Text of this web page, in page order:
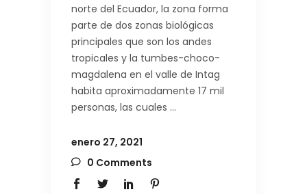
norte del Ecuador, la zona forma
parte de dos zonas biológicas
principales que son los andes
tropicales y la tumbes-choco-
magdalena en el valle de Intag
habita aproximadamente 17 mil
personas, las cuales
enero 27, 2021
0 Comments